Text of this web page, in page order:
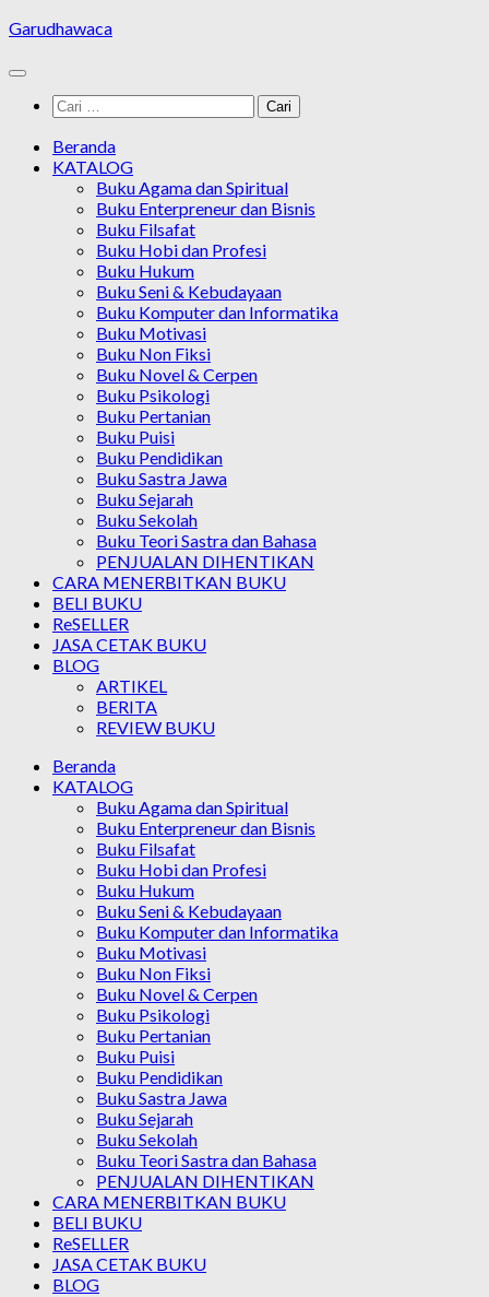
Skip
content
Garudhawaca
Cari
untuk:
Beranda
KATALOG
Buku Agama dan Spiritual
Buku Enterpreneur dan Bisnis
Buku Filsafat
Buku Hobi dan Profesi
Buku Hukum
Buku Seni & Kebudayaan
Buku Komputer dan Informatika
Buku Motivasi
Buku Non Fiksi
Buku Novel & Cerpen
Buku Psikologi
Buku Pertanian
Buku Puisi
Buku Pendidikan
Buku Sastra Jawa
Buku Sejarah
Buku Sekolah
Buku Teori Sastra dan Bahasa
PENJUALAN DIHENTIKAN
CARA MENERBITKAN BUKU
BELI BUKU
ReSELLER
JASA CETAK BUKU
BLOG
ARTIKEL
BERITA
REVIEW BUKU
Beranda
KATALOG
Buku Agama dan Spiritual
Buku Enterpreneur dan Bisnis
Buku Filsafat
Buku Hobi dan Profesi
Buku Hukum
Buku Seni & Kebudayaan
Buku Komputer dan Informatika
Buku Motivasi
Buku Non Fiksi
Buku Novel & Cerpen
Buku Psikologi
Buku Pertanian
Buku Puisi
Buku Pendidikan
Buku Sastra Jawa
Buku Sejarah
Buku Sekolah
Buku Teori Sastra dan Bahasa
PENJUALAN DIHENTIKAN
CARA MENERBITKAN BUKU
BELI BUKU
ReSELLER
JASA CETAK BUKU
BLOG